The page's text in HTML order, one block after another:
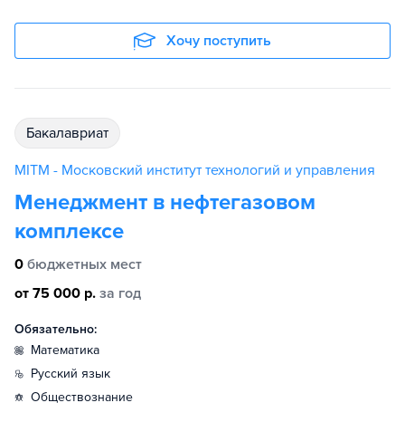
Хочу поступить
бакалавриат
MITM - Московский институт технологий и управления
Менеджмент в нефтегазовом
комплексе
0 бюджетных мест
от 75 000 р. за год
Обязательно:
математика
русский язык
обществознание